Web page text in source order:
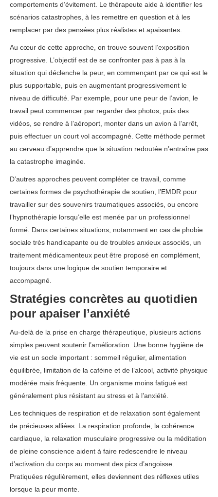
comportements d’évitement. Le thérapeute aide à identifier les
scénarios catastrophes, à les remettre en question et à les
remplacer par des pensées plus réalistes et apaisantes.
Au cœur de cette approche, on trouve souvent l’exposition
progressive. L’objectif est de se confronter pas à pas à la
situation qui déclenche la peur, en commençant par ce qui est le
plus supportable, puis en augmentant progressivement le
niveau de difficulté. Par exemple, pour une peur de l’avion, le
travail peut commencer par regarder des photos, puis des
vidéos, se rendre à l’aéroport, monter dans un avion à l’arrêt,
puis effectuer un court vol accompagné. Cette méthode permet
au cerveau d’apprendre que la situation redoutée n’entraîne pas
la catastrophe imaginée.
D’autres approches peuvent compléter ce travail, comme
certaines formes de psychothérapie de soutien, l’EMDR pour
travailler sur des souvenirs traumatiques associés, ou encore
l’hypnothérapie lorsqu’elle est menée par un professionnel
formé. Dans certaines situations, notamment en cas de phobie
sociale très handicapante ou de troubles anxieux associés, un
traitement médicamenteux peut être proposé en complément,
toujours dans une logique de soutien temporaire et
accompagné.
Stratégies concrètes au quotidien
pour apaiser l’anxiété
Au-delà de la prise en charge thérapeutique, plusieurs actions
simples peuvent soutenir l’amélioration. Une bonne hygiène de
vie est un socle important : sommeil régulier, alimentation
équilibrée, limitation de la caféine et de l’alcool, activité physique
modérée mais fréquente. Un organisme moins fatigué est
généralement plus résistant au stress et à l’anxiété.
Les techniques de respiration et de relaxation sont également
de précieuses alliées. La respiration profonde, la cohérence
cardiaque, la relaxation musculaire progressive ou la méditation
de pleine conscience aident à faire redescendre le niveau
d’activation du corps au moment des pics d’angoisse.
Pratiquées régulièrement, elles deviennent des réflexes utiles
lorsque la peur monte.